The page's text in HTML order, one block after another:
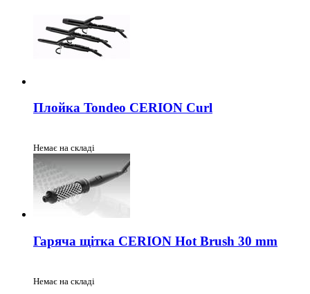
Плойка Tondeo CERION Curl
Немає на складі
Гаряча щітка CERION Hot Brush 30 mm
Немає на складі